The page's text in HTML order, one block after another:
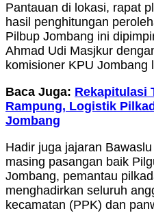
Pantauan di lokasi, rapat
hasil penghitungan
Pilbup Jombang ini
Ahmad Udi Masjkur
komisioner KPU Jombang
Baca Juga: Rekapitulasi
Rampung, Logistik
Jombang
Hadir juga jajaran
masing pasangan baik
Jombang, pemantau
menghadirkan seluruh
kecamatan (PPK) dan